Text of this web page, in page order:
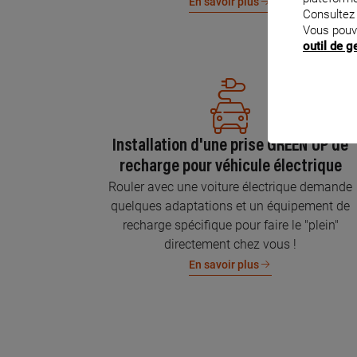
Installation d'une prise GREEN'UP de
recharge pour véhicule électrique
Rouler avec une voiture électrique demande
quelques adaptations et un équipement de
recharge spécifique pour faire le "plein"
directement chez vous !
En savoir plus
Vous
outil de